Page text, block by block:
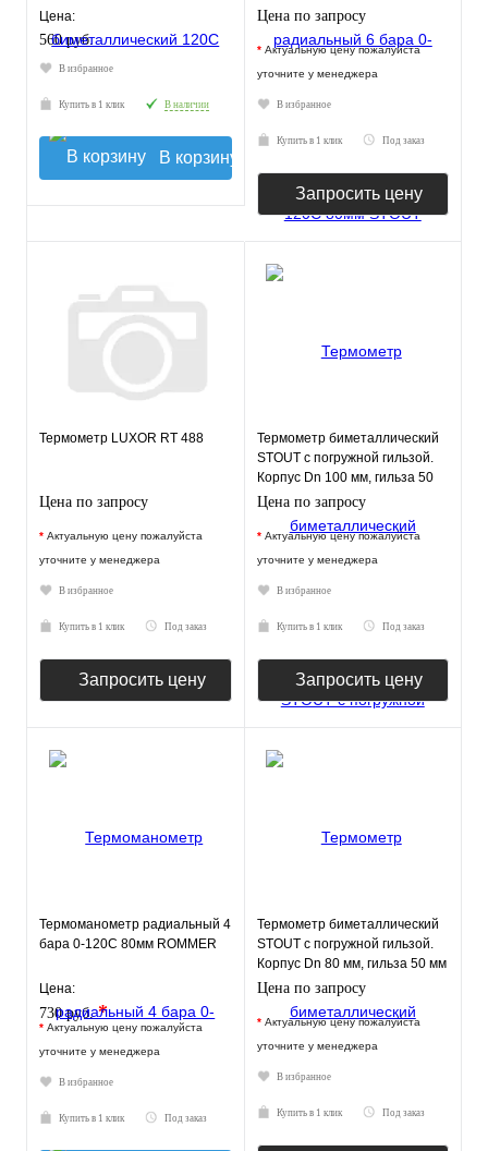
Цена:
560 руб.
В избранное
Купить в 1 клик В наличии
В корзину
Цена по запросу
* Актуальную цену пожалуйста
уточните у менеджера
В избранное
Купить в 1 клик Под заказ
Запросить цену
Термометр LUXOR RT 488
Цена по запросу
* Актуальную цену пожалуйста
уточните у менеджера
В избранное
Купить в 1 клик Под заказ
Запросить цену
Термометр биметаллический
STOUT с погружной гильзой.
Корпус Dn 100 мм, гильза 50
мм 1/2"
Цена по запросу
* Актуальную цену пожалуйста
уточните у менеджера
В избранное
Купить в 1 клик Под заказ
Запросить цену
Термоманометр радиальный 4
бара 0-120С 80мм ROMMER
Цена:
730 руб.*
* Актуальную цену пожалуйста
уточните у менеджера
В избранное
Купить в 1 клик Под заказ
Термометр биметаллический
STOUT с погружной гильзой.
Корпус Dn 80 мм, гильза 50 мм
Цена по запросу
* Актуальную цену пожалуйста
уточните у менеджера
В избранное
Купить в 1 клик Под заказ